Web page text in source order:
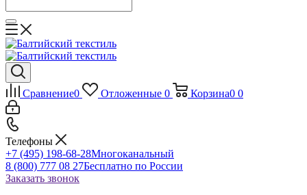
Сравнение0 Отложенные 0 Корзина0 0
Телефоны
+7 (495) 198-68-28Многоканальный
8 (800) 777 08 27Бесплатно по России
Заказать звонок